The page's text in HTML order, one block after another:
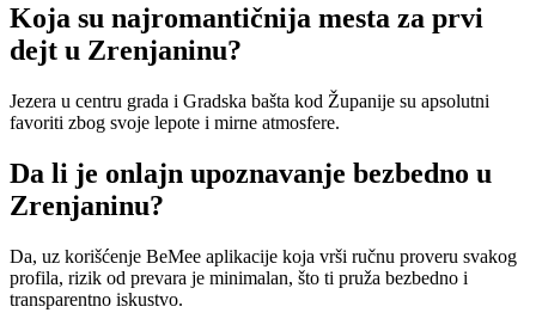
Koja su najromantičnija mesta za prvi
dejt u Zrenjaninu?
Jezera u centru grada i Gradska bašta kod Županije su apsolutni
favoriti zbog svoje lepote i mirne atmosfere.
Da li je onlajn upoznavanje bezbedno u
Zrenjaninu?
Da, uz korišćenje BeMee aplikacije koja vrši ručnu proveru svakog
profila, rizik od prevara je minimalan, što ti pruža bezbedno i
transparentno iskustvo.